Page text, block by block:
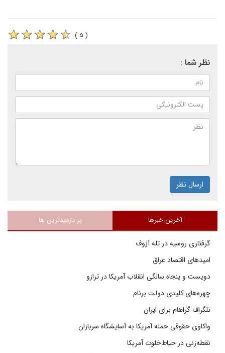
( ۵ )
نظر شما :
ارسال نظر
آخرین خبرها پر بازدیدترین ها
گرفتاری روسیه در تله آزوف
امیدهای اقتصاد عراق
دویست و پنجاه سالگی انقلاب آمریکا در ترازو
چهره‌های کلیدی دولت برنام
تلگراف گراهام برای ایران
واکاوی حقوقی حمله آمریکا به آسایشگاه سربازان
نقطه‌زنی در حیاط‌خلوت آمریکا